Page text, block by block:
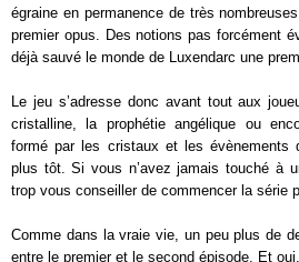
égraine en permanence de très
premier opus. Des notions pas forcément
déjà sauvé le monde de Luxendarc une
Le jeu s’adresse donc avant tout aux
cristalline, la prophétie angélique ou
formé par les cristaux et les évènements
plus tôt. Si vous n’avez jamais touché à
trop vous conseiller de commencer la série
Comme dans la vraie vie, un peu plus de
entre le premier et le second épisode. Et